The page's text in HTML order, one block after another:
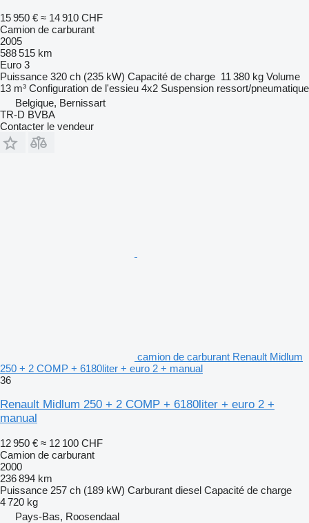
15 950 € ≈ 14 910 CHF
Camion de carburant
2005
588 515 km
Euro 3
Puissance 320 ch (235 kW) Capacité de charge 11 380 kg Volume
13 m³ Configuration de l'essieu 4x2 Suspension ressort/pneumatique
Belgique, Bernissart
TR-D BVBA
Contacter le vendeur
camion de carburant Renault Midlum
250 + 2 COMP + 6180liter + euro 2 + manual
36
Renault Midlum 250 + 2 COMP + 6180liter + euro 2 +
manual
12 950 € ≈ 12 100 CHF
Camion de carburant
2000
236 894 km
Puissance 257 ch (189 kW) Carburant diesel Capacité de charge
4 720 kg
Pays-Bas, Roosendaal